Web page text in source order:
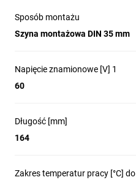
Sposób montażu
Szyna montażowa DIN 35 mm
Napięcie znamionowe [V] 1
60
Długość [mm]
164
Zakres temperatur pracy [°C] do